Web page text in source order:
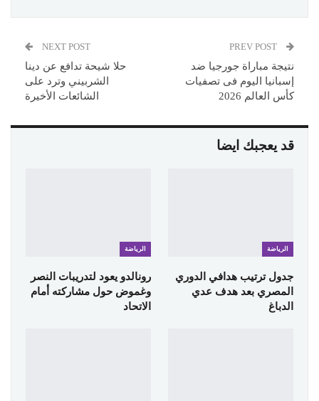
نتيجة مباراة جورجيا ضد
إسبانيا اليوم فى تصفيات
كأس العالم 2026
NEXT POST
حلا شيحة تدافع عن دينا
الشربيني وترد على
الشائعات الأخيرة
قد يعجبك ايضا
الرياضة
جدول ترتيب هدافي الدوري
المصري بعد هدف عدي
الدباغ
الرياضة
رونالدو يعود لتدريبات النصر
وغموض حول مشاركته أمام
الاتحاد